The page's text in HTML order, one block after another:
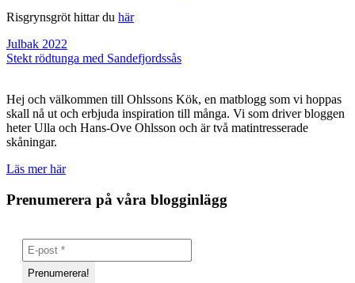
Risgrynsgröt hittar du här
Inläggsnavigering
Julbak 2022
Stekt rödtunga med Sandefjordssås
Hej och välkommen till Ohlssons Kök, en matblogg som vi hoppas
skall nå ut och erbjuda inspiration till många. Vi som driver bloggen
heter Ulla och Hans-Ove Ohlsson och är två matintresserade
skåningar.
Läs mer här
Prenumerera på våra blogginlägg